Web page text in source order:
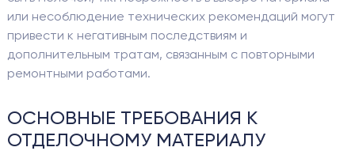
или несоблюдение технических рекомендаций могут
привести к негативным последствиям и
дополнительным тратам, связанным с повторными
ремонтными работами.
ОСНОВНЫЕ ТРЕБОВАНИЯ К
ОТДЕЛОЧНОМУ МАТЕРИАЛУ